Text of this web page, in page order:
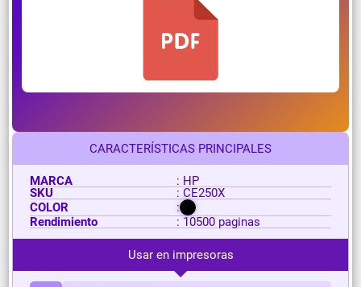
CARACTERÍSTICAS PRINCIPALES
MARCA
: HP
SKU
: CE250X
COLOR
:
Rendimiento
: 10500 paginas
Usar en impresoras